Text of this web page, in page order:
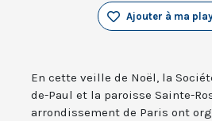
Ajouter à ma
En cette veille de Noël, la
de-Paul et la paroisse Sainte-
arrondissement de Paris ont